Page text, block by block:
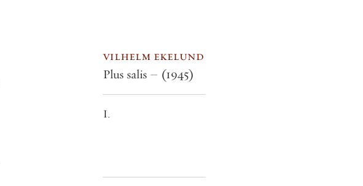
vilhelm ekelund
Plus salis – (1945)
I.